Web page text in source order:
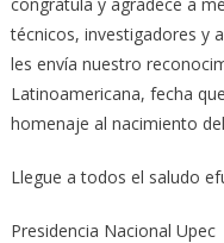
técnicos, investigadores y
les envía nuestro
Latinoamericana, fecha
homenaje al nacimiento
Llegue a todos el saludo
Presidencia Nacional Upec